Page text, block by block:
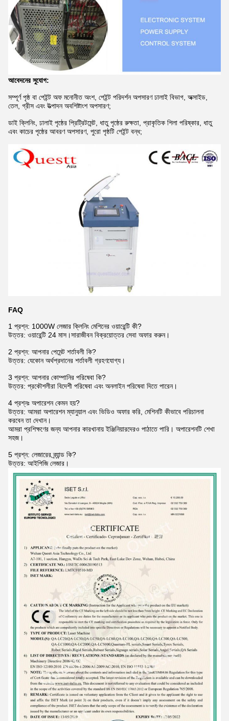
আবেদনের সুযোগ:
সম্পূর্ণ পৃষ্ঠ বা পেইন্ট অফ মনোনীত অংশ, পেইন্ট পরিদর্শন অপসারণ ঢালাই বিভাগ, অক্সাইড,
তেল, গ্রীস এবং উত্পাদন অবশিষ্টাংশ অপসারণ;
ডাই ক্লিনিং, ঢালাই পৃষ্ঠের প্রিট্রিটমেন্ট, ধাতু পৃষ্ঠের রুক্ষতা, প্রাকৃতিক শিলা পরিষ্কার, ধাতু
এবং কাচের পৃষ্ঠের আবরণ অপসারণ, পুরো পৃষ্ঠটি পেইন্ট বন্ধ;
FAQ
1 প্রশ্ন: 1000W লেজার ক্লিনিং মেশিনের ওয়ারেন্টি কী?
উত্তর: ওয়ারেন্টি 24 মাস।সারাজীবন বিক্রয়োত্তর সেবা অফার করুন।
2 প্রশ্ন: আপনার পেমেন্ট শর্তাবলী কি?
উত্তর: যেকোন অর্থপ্রদানের শর্তাবলী গ্রহণযোগ্য।
3 প্রশ্ন: আপনার কোম্পানির পরিষেবা কি?
উত্তর: প্রকৌশলীরা বিদেশী পরিষেবা এবং অনলাইন পরিষেবা দিতে পারেন।
4 প্রশ্নঃ অপারেশন কেমন হয়?
উত্তর: আমরা অপারেশন ম্যানুয়াল এবং ভিডিও অফার করি, মেশিনটি কীভাবে পরিচালনা
করবেন তা দেখান।
আমরা প্রশিক্ষণের জন্য আপনার কারখানায় ইঞ্জিনিয়ারদেরও পাঠাতে পারি। অপারেশনটি শেখা
সহজ।
5 প্রশ্ন: লেজারের ব্র্যান্ড কি?
উত্তর: আইপিজি লেজার।